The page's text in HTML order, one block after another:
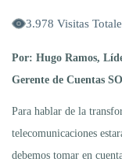
3.978 Visitas
Por: Hugo Ramos,
Gerente de Cuentas
Para hablar de la
telecomunicaciones
debemos tomar en